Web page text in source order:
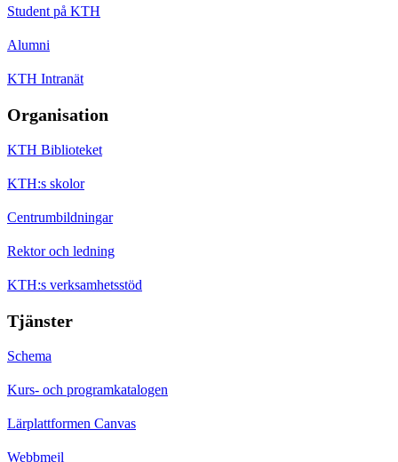
Student på KTH
Alumni
KTH Intranät
Organisation
KTH Biblioteket
KTH:s skolor
Centrumbildningar
Rektor och ledning
KTH:s verksamhetsstöd
Tjänster
Schema
Kurs- och programkatalogen
Lärplattformen Canvas
Webbmejl